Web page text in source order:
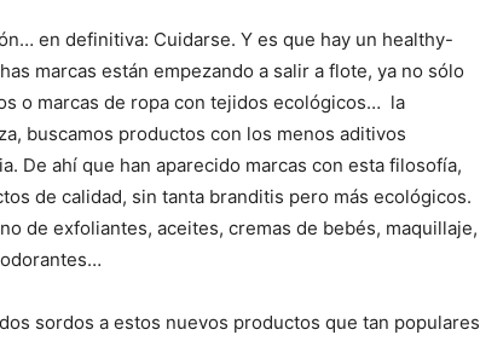
en definitiva: Cuidarse. Y es que hay un healthy-
marcas están empezando a salir a flote, ya no sólo
o marcas de ropa con tejidos ecológicos… la
buscamos productos con los menos aditivos
De ahí que han aparecido marcas con esta filosofía,
de calidad, sin tanta branditis pero más ecológicos.
de exfoliantes, aceites, cremas de bebés, maquillaje,
sordos a estos nuevos productos que tan populares